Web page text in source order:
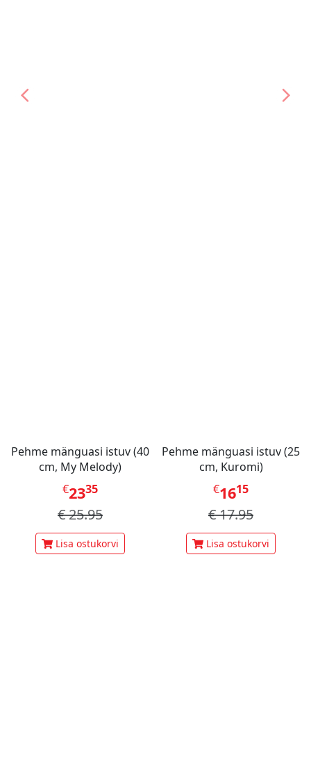
Pehme mänguasi istuv (40
cm, My Melody)
€2335
€25.95
Lisa ostukorvi
Pehme mänguasi istuv (25
cm, Kuromi)
€1615
€17.95
Lisa ostukorvi